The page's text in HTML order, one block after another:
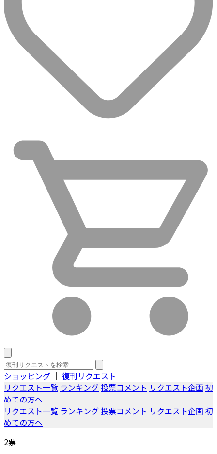
ショッピング ｜ 復刊リクエスト
リクエスト一覧 ランキング投票コメント リクエスト企画 初
めての方へ
リクエスト一覧 ランキング投票コメント リクエスト企画 初
めての方へ
2票